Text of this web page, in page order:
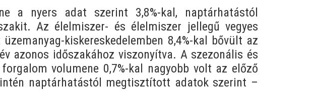
a nyers adat szerint 3,8%-kal, naptárhatástól
Az élelmiszer- és élelmiszer jellegű vegyes
kiskereskedelemben 8,4%-kal bővült az
azonos időszakához viszonyítva. A szezonális és
volumene 0,7%-kal nagyobb volt az előző
naptárhatástól megtisztított adatok szerint –